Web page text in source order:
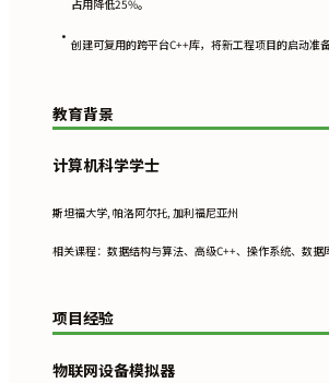
占用降低25%。
• 创建可复用的跨平台C++库，将新工程项目的启动准
教育背景
计算机科学学士
斯坦福大学, 帕洛阿尔托, 加利福尼亚州
相关课程：数据结构与算法、高级C++、操作系统、数据
项目经验
物联网设备模拟器